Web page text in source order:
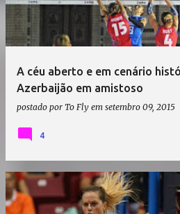
A céu aberto e em cenário
Azerbaijão em amistoso
postado por To Fly em setembro 09, 2015
4